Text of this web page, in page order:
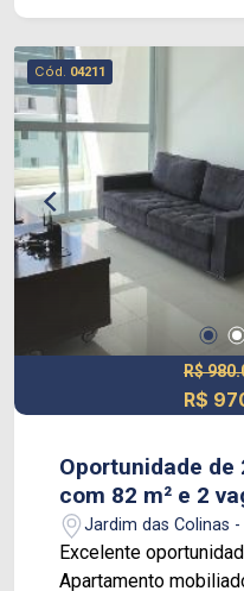
desfrutará do
aquecimento a gás
banho/ducha. Além disso, o condomínio oferece
um lazer completo,
tudo o que precisa
seu novo lar. Venha visitar hoje e descubra a sua
próxima morada. Fale com a equipe da Imóveis
SJC.
Cód. 04211
R$
R$
Oportunidade
com 82 m² e 2
Jardim das Colinas
Excelente
Apartamento mobiliado,